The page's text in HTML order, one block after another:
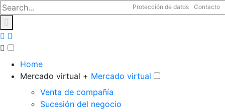
Protección de datos Contacto
Home
Mercado virtual + Mercado virtual
Venta de compañía
Sucesión del negocio